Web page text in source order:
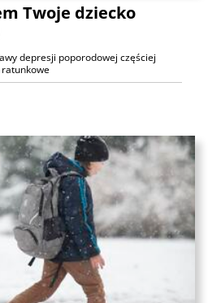
Twoje dziecko
depresji poporodowej częściej